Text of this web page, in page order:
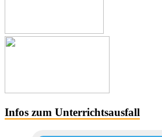
Infos zum Unterrichtsausfall